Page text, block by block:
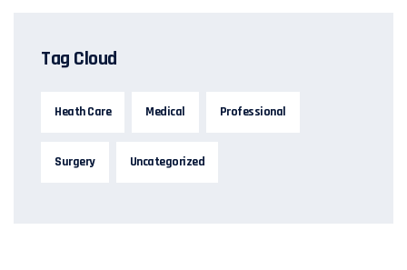
Tag Cloud
Heath Care Medical Professional
Surgery Uncategorized